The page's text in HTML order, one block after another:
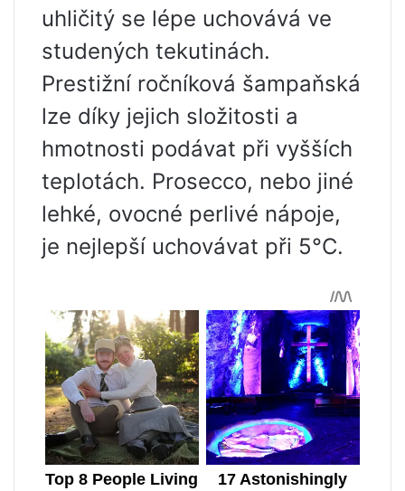
uhličitý se lépe uchovává ve
studených tekutinách.
Prestižní ročníková šampaňská
lze díky jejich složitosti a
hmotnosti podávat při vyšších
teplotách. Prosecco, nebo jiné
lehké, ovocné perlivé nápoje,
je nejlepší uchovávat při 5°C.